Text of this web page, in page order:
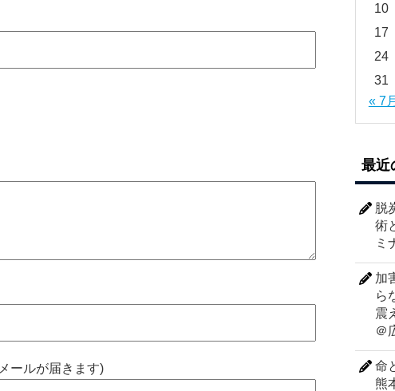
ールが届きます)
10
17
24
31
« 7月
最近
脱
術
ミ
加
ら
震
＠
命
熊